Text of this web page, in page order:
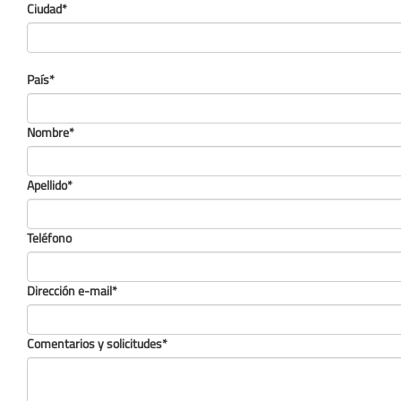
Ciudad*
País*
Nombre*
Apellido*
Teléfono
Dirección e-mail*
Comentarios y solicitudes*